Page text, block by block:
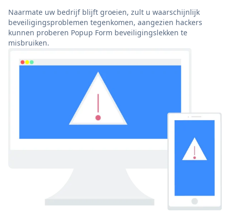
Naarmate uw bedrijf blijft groeien, zult u waarschijnlijk
beveiligingsproblemen tegenkomen, aangezien hackers
kunnen proberen Popup Form beveiligingslekken te
misbruiken.